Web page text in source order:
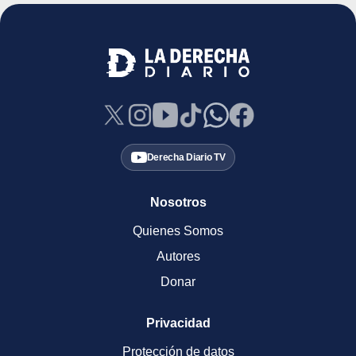
Derecha Diario TV
Nosotros
Quienes Somos
Autores
Donar
Privacidad
Protección de datos